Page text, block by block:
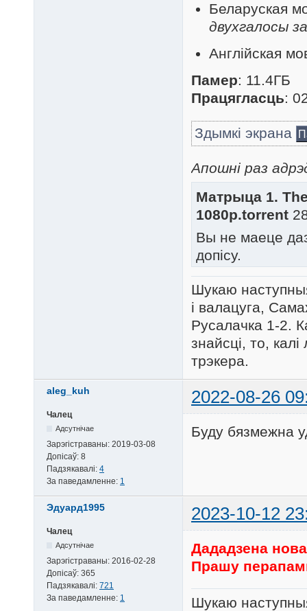
Беларуская
двухгалосы
Англійская
Памер: 11.4ГБ
Працягласць:
Здымкі экрана
Апошні раз
Матрыца 1.
1080p.torrent
Вы не маеце
допісу.
Шукаю
і валацуга,
Русалачка 1-2.
знайсці, то,
трэкера.
aleg_kuh 2022-08-26
Чалец
Адсутнічае
Зарэгістраваны: 2019-03-08
Допісаў: 8
Падзякавалі: 4
За паведамленне: 1
Буду бязмежна
Эдуард1995 2023-10-12
Чалец
Адсутнічае
Зарэгістраваны: 2016-02-28
Допісаў: 365
Падзякавалі: 721
За паведамленне: 1
Дададзена
Прашу
Шукаю